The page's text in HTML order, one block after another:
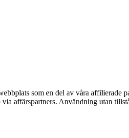
som en del av våra affilierade
affärspartners. Användning utan